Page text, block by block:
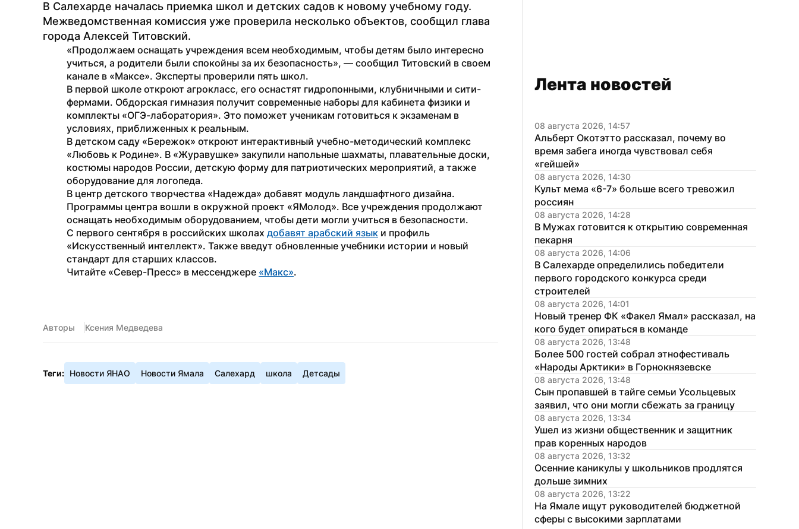
В Салехарде началась приемка школ и детских садов к новому учебному году.
Межведомственная комиссия уже проверила несколько объектов, сообщил глава
города Алексей Титовский.
«Продолжаем оснащать учреждения всем необходимым, чтобы детям было интересно
учиться, а родители были спокойны за их безопасность», — сообщил Титовский в своем
канале в «Максе». Эксперты проверили пять школ.
В первой школе откроют агрокласс, его оснастят гидропонными, клубничными и сити-
фермами. Обдорская гимназия получит современные наборы для кабинета физики и
комплекты «ОГЭ-лаборатория». Это поможет ученикам готовиться к экзаменам в
условиях, приближенных к реальным.
В детском саду «Бережок» откроют интерактивный учебно-методический комплекс
«Любовь к Родине». В «Журавушке» закупили напольные шахматы, плавательные доски,
костюмы народов России, детскую форму для патриотических мероприятий, а также
оборудование для логопеда.
В центр детского творчества «Надежда» добавят модуль ландшафтного дизайна.
Программы центра вошли в окружной проект «ЯМолод». Все учреждения продолжают
оснащать необходимым оборудованием, чтобы дети могли учиться в безопасности.
С первого сентября в российских школах добавят арабский язык и профиль
«Искусственный интеллект». Также введут обновленные учебники истории и новый
стандарт для старших классов.
Читайте «Север-Пресс» в мессенджере «Макс».
Авторы Ксения Медведева
Теги: Новости ЯНАО Новости Ямала Салехард школа Детсады
Лента новостей
08 августа 2026, 14:57
Альберт Окотэтто рассказал, почему во
время забега иногда чувствовал себя
«гейшей»
08 августа 2026, 14:30
Культ мема «6-7» больше всего тревожил
россиян
08 августа 2026, 14:28
В Мужах готовится к открытию современная
пекарня
08 августа 2026, 14:06
В Салехарде определились победители
первого городского конкурса среди
строителей
08 августа 2026, 14:01
Новый тренер ФК «Факел Ямал» рассказал, на
кого будет опираться в команде
08 августа 2026, 13:48
Более 500 гостей собрал этнофестиваль
«Народы Арктики» в Горнокнязевске
08 августа 2026, 13:48
Сын пропавшей в тайге семьи Усольцевых
заявил, что они могли сбежать за границу
08 августа 2026, 13:34
Ушел из жизни общественник и защитник
прав коренных народов
08 августа 2026, 13:32
Осенние каникулы у школьников продлятся
дольше зимних
08 августа 2026, 13:22
На Ямале ищут руководителей бюджетной
сферы с высокими зарплатами